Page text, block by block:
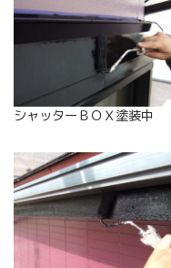
シャッターＢＯＸ塗装中